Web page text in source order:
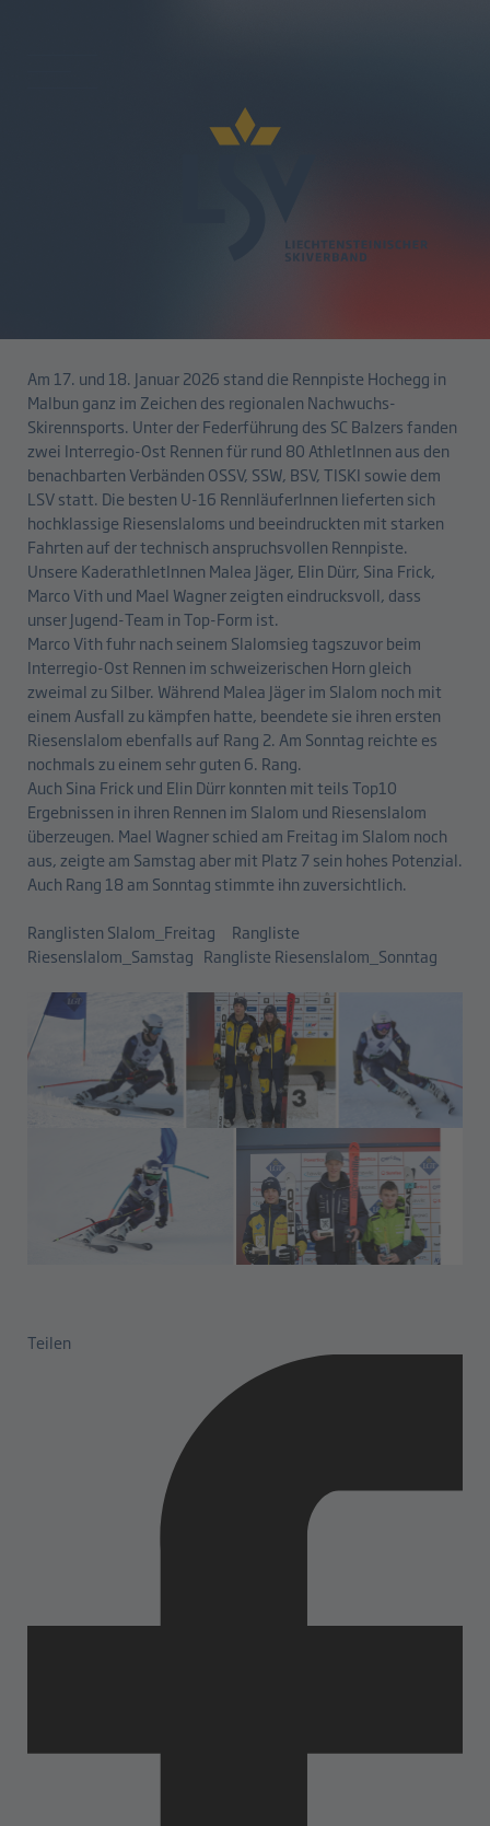
Ost Rennen in Malbun
Am 17. und 18. Januar 2026 stand die Rennpiste Hochegg in
Malbun ganz im Zeichen des regionalen Nachwuchs-
Skirennsports. Unter der Federführung des SC Balzers fanden
zwei Interregio-Ost Rennen für rund 80 AthletInnen aus den
benachbarten Verbänden OSSV, SSW, BSV, TISKI sowie dem
LSV statt. Die besten U-16 RennläuferInnen lieferten sich
hochklassige Riesenslaloms und beeindruckten mit starken
Fahrten auf der technisch anspruchsvollen Rennpiste.
Unsere KaderathletInnen Malea Jäger, Elin Dürr, Sina Frick,
Marco Vith und Mael Wagner zeigten eindrucksvoll, dass
unser Jugend-Team in Top-Form ist.
Marco Vith fuhr nach seinem Slalomsieg tagszuvor beim
Interregio-Ost Rennen im schweizerischen Horn gleich
zweimal zu Silber. Während Malea Jäger im Slalom noch mit
einem Ausfall zu kämpfen hatte, beendete sie ihren ersten
Riesenslalom ebenfalls auf Rang 2. Am Sonntag reichte es
nochmals zu einem sehr guten 6. Rang.
Auch Sina Frick und Elin Dürr konnten mit teils Top10
Ergebnissen in ihren Rennen im Slalom und Riesenslalom
überzeugen. Mael Wagner schied am Freitag im Slalom noch
aus, zeigte am Samstag aber mit Platz 7 sein hohes Potenzial.
Auch Rang 18 am Sonntag stimmte ihn zuversichtlich.
Ranglisten Slalom_Freitag
Rangliste
Riesenslalom_Samstag Rangliste Riesenslalom_Sonntag
Teilen